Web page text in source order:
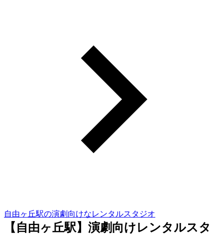
自由ヶ丘駅の演劇向けなレンタルスタジオ
【自由ヶ丘駅】演劇向けレンタルスタ